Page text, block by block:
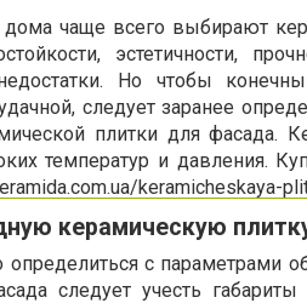
чаще всего выбирают
эстетичности,
Но чтобы
следует заранее
плитки для фасада.
температур и давления.
keramicheskaya-
керамическую
с параметрами
следует учесть